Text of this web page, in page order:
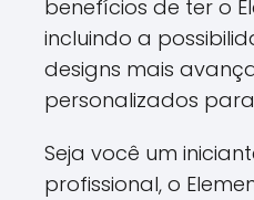
benefícios de ter o
incluindo a
designs mais
personalizados para
Seja você um
profissional, o